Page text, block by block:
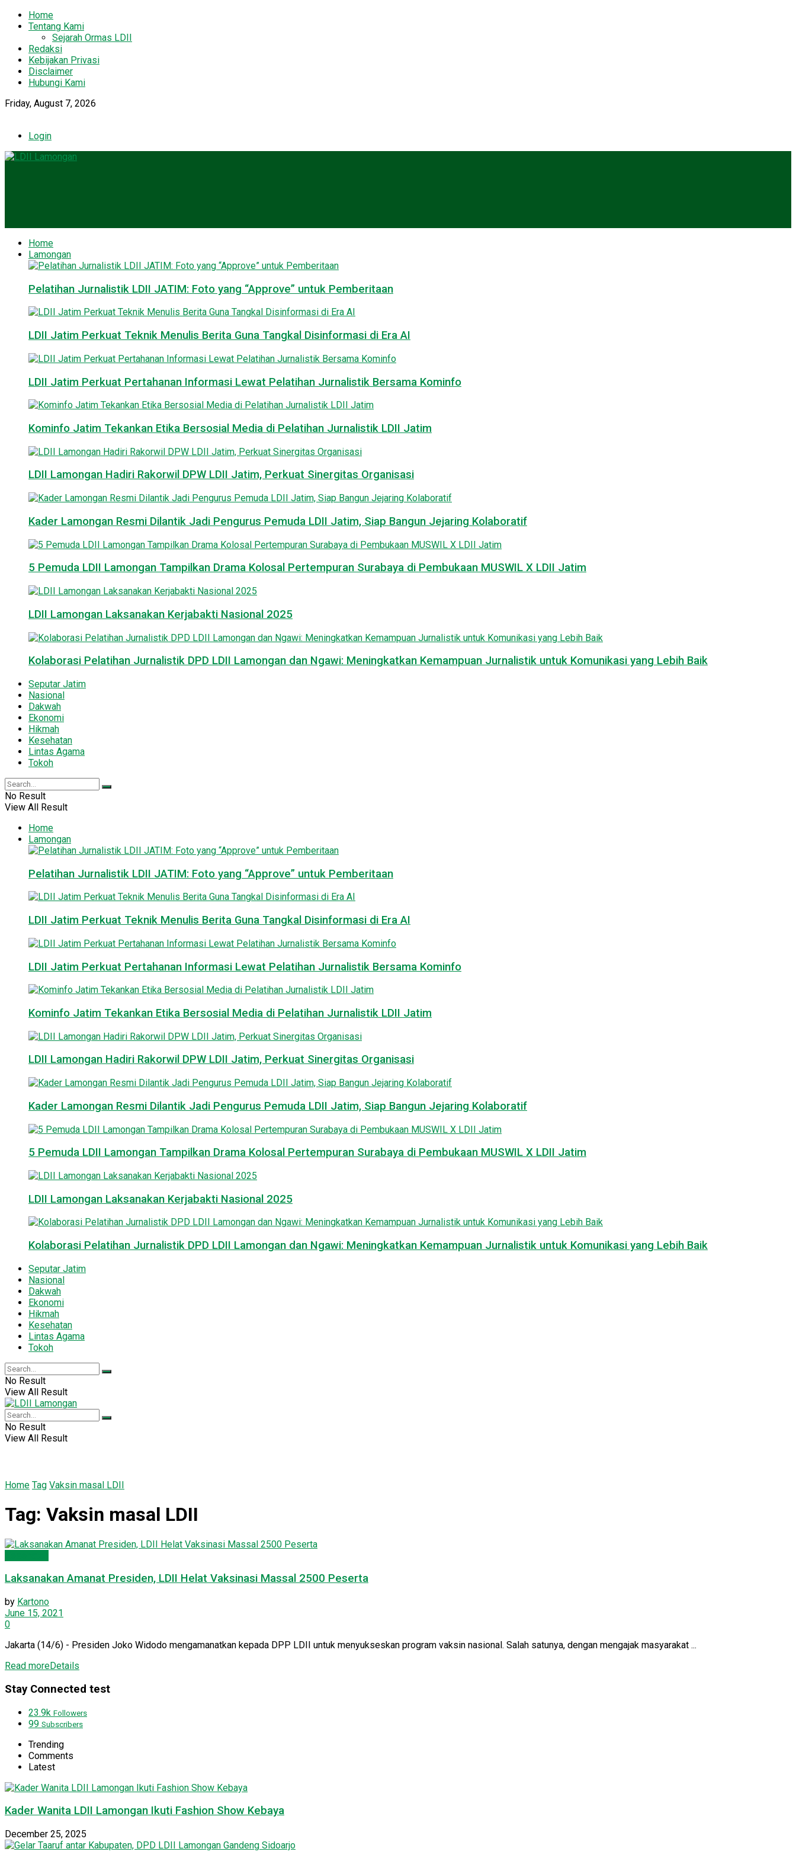
Home
Tentang Kami
Sejarah Ormas LDII
Redaksi
Kebijakan Privasi
Disclaimer
Hubungi Kami
Friday, August 7, 2026
Login
Home
Lamongan
Pelatihan Jurnalistik LDII JATIM: Foto yang “Approve” untuk Pemberitaan
LDII Jatim Perkuat Teknik Menulis Berita Guna Tangkal Disinformasi di Era AI
LDII Jatim Perkuat Pertahanan Informasi Lewat Pelatihan Jurnalistik Bersama Kominfo
Kominfo Jatim Tekankan Etika Bersosial Media di Pelatihan Jurnalistik LDII Jatim
LDII Lamongan Hadiri Rakorwil DPW LDII Jatim, Perkuat Sinergitas Organisasi
Kader Lamongan Resmi Dilantik Jadi Pengurus Pemuda LDII Jatim, Siap Bangun Jejaring Kolaboratif
5 Pemuda LDII Lamongan Tampilkan Drama Kolosal Pertempuran Surabaya di Pembukaan MUSWIL X LDII Jatim
LDII Lamongan Laksanakan Kerjabakti Nasional 2025
Kolaborasi Pelatihan Jurnalistik DPD LDII Lamongan dan Ngawi: Meningkatkan Kemampuan Jurnalistik untuk Komunikasi yang Lebih Baik
Seputar Jatim
Nasional
Dakwah
Ekonomi
Hikmah
Kesehatan
Lintas Agama
Tokoh
No Result
View All Result
Home
Lamongan
Pelatihan Jurnalistik LDII JATIM: Foto yang “Approve” untuk Pemberitaan
LDII Jatim Perkuat Teknik Menulis Berita Guna Tangkal Disinformasi di Era AI
LDII Jatim Perkuat Pertahanan Informasi Lewat Pelatihan Jurnalistik Bersama Kominfo
Kominfo Jatim Tekankan Etika Bersosial Media di Pelatihan Jurnalistik LDII Jatim
LDII Lamongan Hadiri Rakorwil DPW LDII Jatim, Perkuat Sinergitas Organisasi
Kader Lamongan Resmi Dilantik Jadi Pengurus Pemuda LDII Jatim, Siap Bangun Jejaring Kolaboratif
5 Pemuda LDII Lamongan Tampilkan Drama Kolosal Pertempuran Surabaya di Pembukaan MUSWIL X LDII Jatim
LDII Lamongan Laksanakan Kerjabakti Nasional 2025
Kolaborasi Pelatihan Jurnalistik DPD LDII Lamongan dan Ngawi: Meningkatkan Kemampuan Jurnalistik untuk Komunikasi yang Lebih Baik
Seputar Jatim
Nasional
Dakwah
Ekonomi
Hikmah
Kesehatan
Lintas Agama
Tokoh
No Result
View All Result
No Result
View All Result
Home Tag Vaksin masal LDII
Tag: Vaksin masal LDII
Laksanakan Amanat Presiden, LDII Helat Vaksinasi Massal 2500 Peserta
by Kartono
June 15, 2021
0
Jakarta (14/6) - Presiden Joko Widodo mengamanatkan kepada DPP LDII untuk menyukseskan program vaksin nasional. Salah satunya, dengan mengajak masyarakat ...
Read moreDetails
Stay Connected test
23.9k Followers
99 Subscribers
Trending
Comments
Latest
Kader Wanita LDII Lamongan Ikuti Fashion Show Kebaya
December 25, 2025